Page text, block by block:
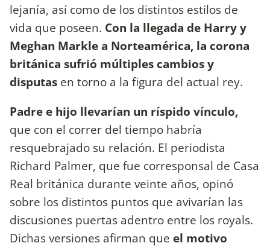
lejanía, así como de los distintos estilos de
vida que poseen. Con la llegada de Harry y
Meghan Markle a Norteamérica, la corona
británica sufrió múltiples cambios y
disputas en torno a la figura del actual rey.
Padre e hijo llevarían un ríspido vínculo,
que con el correr del tiempo habría
resquebrajado su relación. El periodista
Richard Palmer, que fue corresponsal de Casa
Real británica durante veinte años, opinó
sobre los distintos puntos que avivarían las
discusiones puertas adentro entre los royals.
Dichas versiones afirman que el motivo